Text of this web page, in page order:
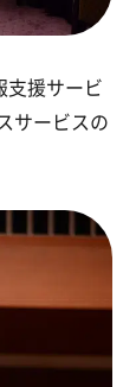
支援サービ
サービスの